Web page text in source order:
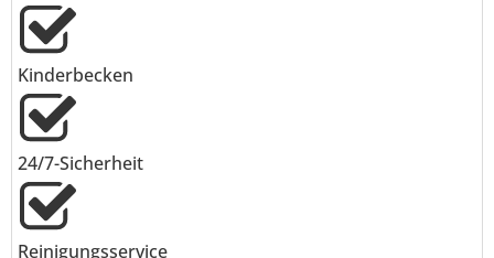
Kinderbecken
24/7-Sicherheit
Reinigungsservice